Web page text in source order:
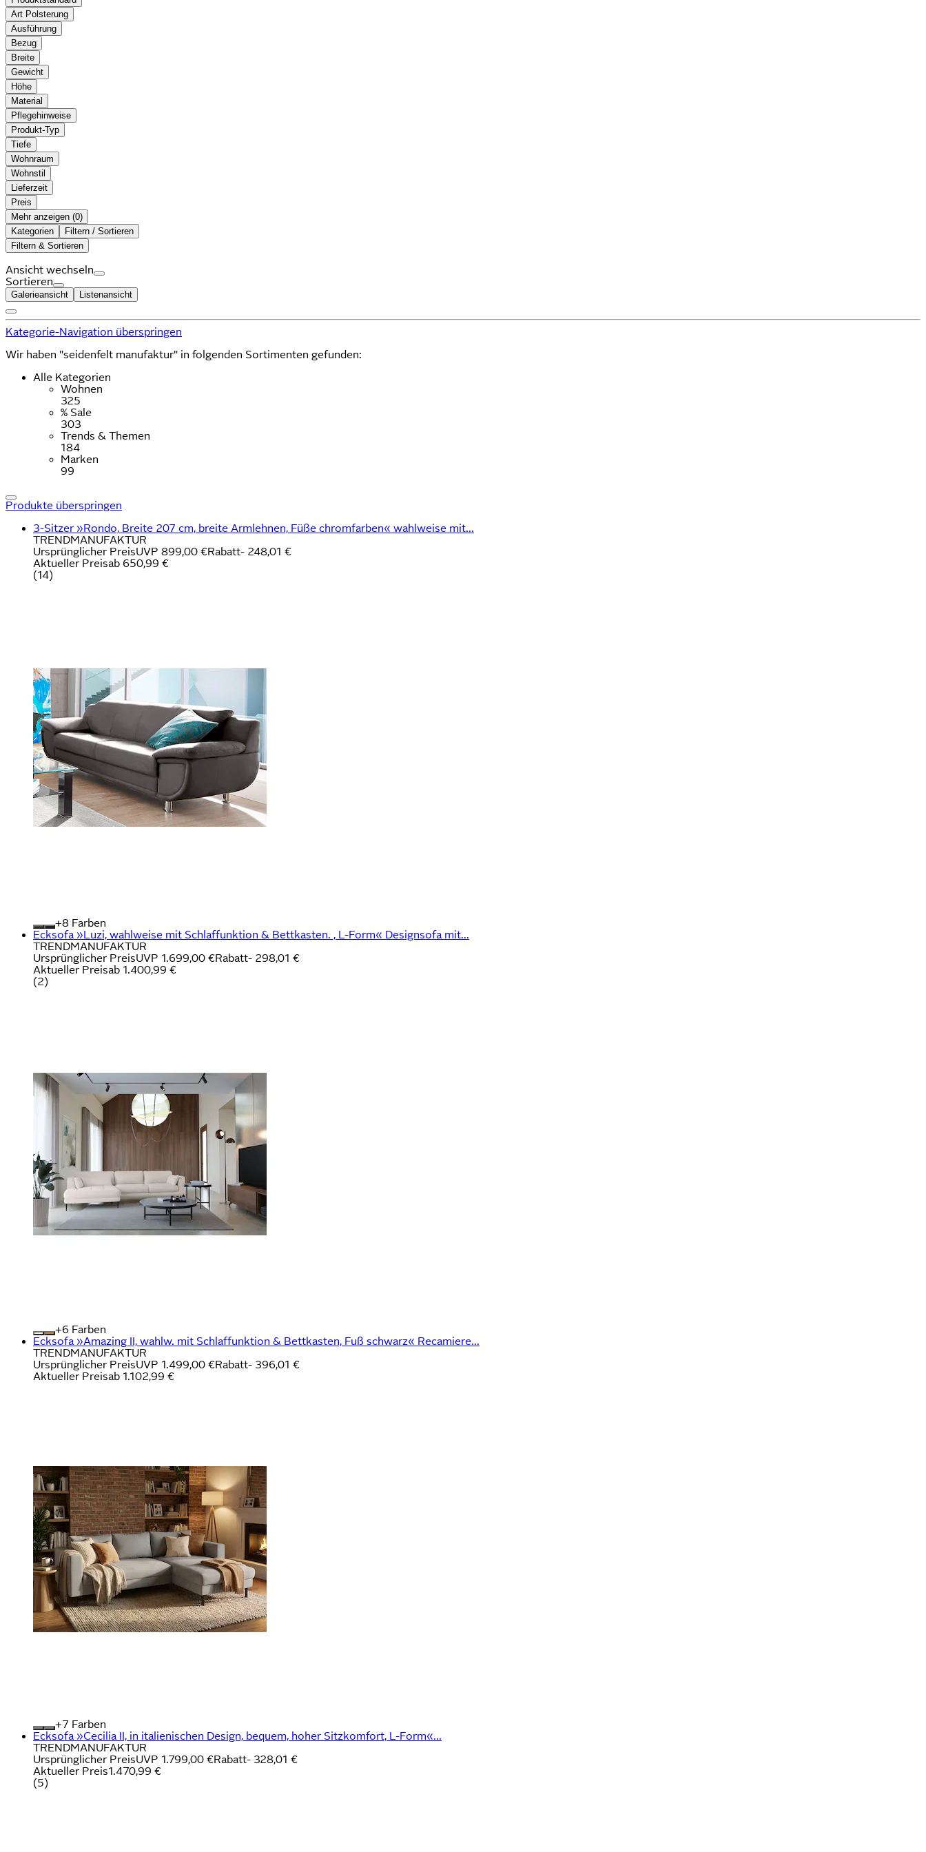
Art Polsterung
Ausführung
Bezug
Breite
Gewicht
Höhe
Material
Pflegehinweise
Produkt-Typ
Tiefe
Wohnraum
Wohnstil
Lieferzeit
Preis
Mehr anzeigen ( )
Kategorien
Filtern / Sortieren
Filtern & Sortieren
Ansicht wechseln
Sortieren
Galerieansicht Listenansicht
Kategorie-Navigation überspringen
Wir haben "seidenfelt manufaktur" in folgenden Sortimenten gefunden:
Alle Kategorien
Wohnen
325
% Sale
303
Trends & Themen
184
Marken
99
Produkte überspringen
3-Sitzer »Rondo, Breite 207 cm, breite Armlehnen, Füße chromfarben« wahlweise mit...
TRENDMANUFAKTUR
Ursprünglicher PreisUVP 899,00 €Rabatt- 248,01 €
Aktueller Preisab 650,99 €
(14)
+
Farben
Ecksofa »Luzi, wahlweise mit Schlaffunktion & Bettkasten. , L-Form« Designsofa mit...
TRENDMANUFAKTUR
Ursprünglicher PreisUVP 1.699,00 €Rabatt- 298,01 €
Aktueller Preisab 1.400,99 €
(2)
+
Farben
Ecksofa »Amazing II, wahlw. mit Schlaffunktion & Bettkasten, Fuß schwarz« Recamiere...
TRENDMANUFAKTUR
Ursprünglicher PreisUVP 1.499,00 €Rabatt- 396,01 €
Aktueller Preisab 1.102,99 €
+
Farben
Ecksofa »Cecilia II, in italienischen Design, bequem, hoher Sitzkomfort, L-Form«...
TRENDMANUFAKTUR
Ursprünglicher PreisUVP 1.799,00 €Rabatt- 328,01 €
Aktueller Preis1.470,99 €
(5)